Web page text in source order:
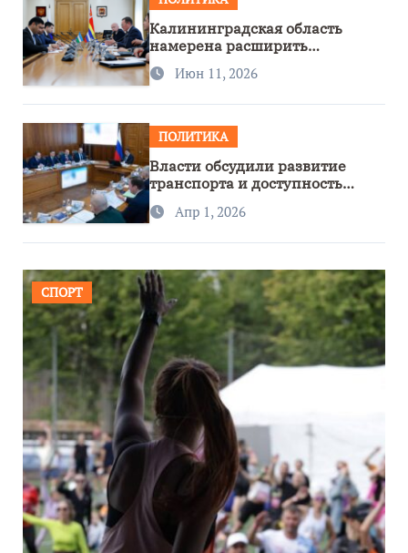
Калининградская область
намерена расширить
сотрудничество с Узбекистаном
Июн 11, 2026
ПОЛИТИКА
Власти обсудили развитие
транспорта и доступность
региона
Апр 1, 2026
СПОРТ